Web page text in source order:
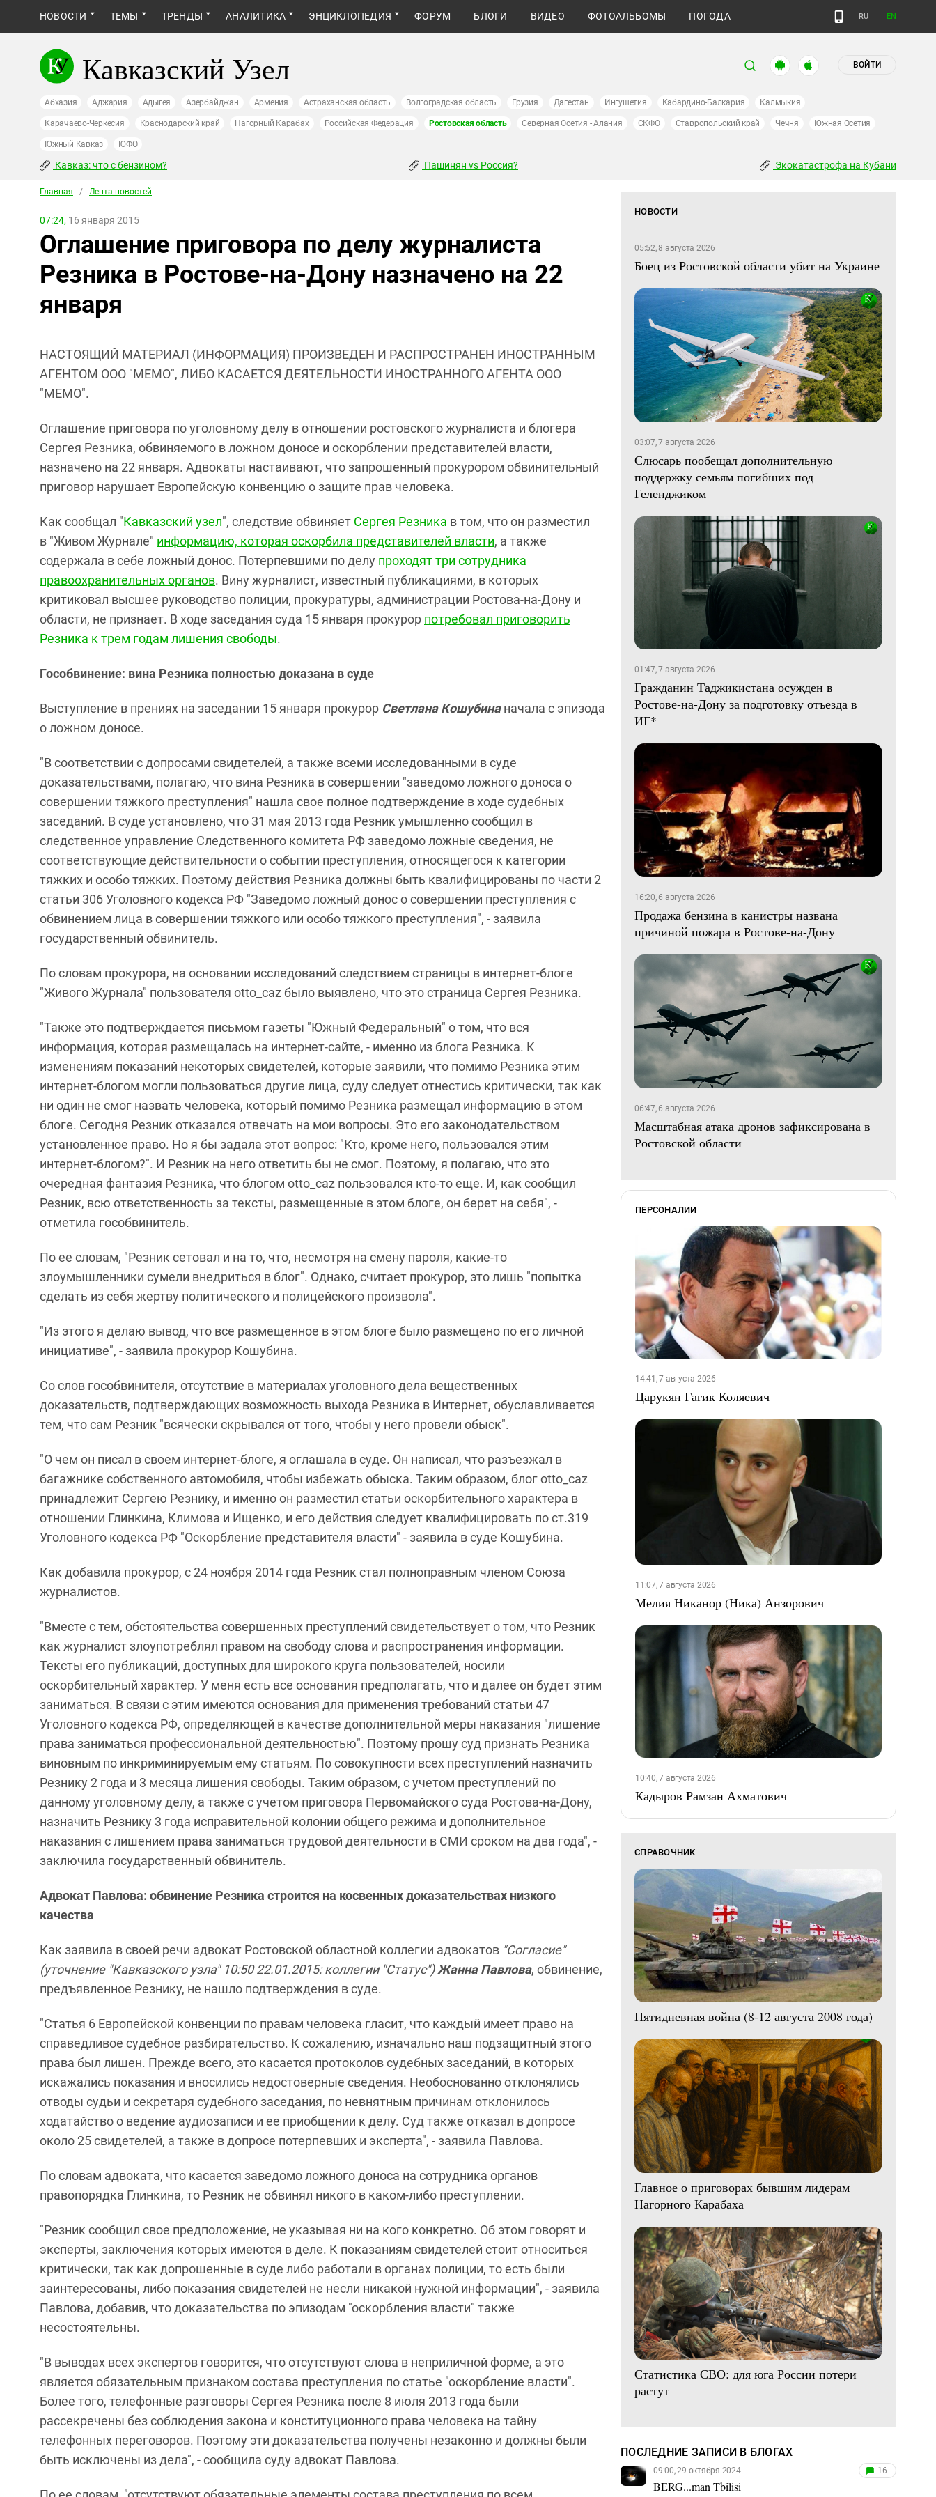
НОВОСТИ ТЕМЫ ТРЕНДЫ АНАЛИТИКА ЭНЦИКЛОПЕДИЯ ФОРУМ БЛОГИ ВИДЕО ФОТОАЛЬБОМЫ ПОГОДА RU EN
Кавказский Узел ВОЙТИ
Абхазия Аджария Адыгея Азербайджан Армения Астраханская область Волгоградская область Грузия Дагестан Ингушетия Кабардино-Балкария Калмыкия
Карачаево-Черкесия Краснодарский край Нагорный Карабах Российская Федерация Ростовская область Северная Осетия - Алания СКФО Ставропольский край Чечня Южная Осетия
Южный Кавказ ЮФО
Кавказ: что с бензином? Пашинян vs Россия? Экокатастрофа на Кубани
Главная / Лента новостей
07:24, 16 января 2015
Оглашение приговора по делу журналиста
Резника в Ростове-на-Дону назначено на 22
января
НАСТОЯЩИЙ МАТЕРИАЛ (ИНФОРМАЦИЯ) ПРОИЗВЕДЕН И РАСПРОСТРАНЕН ИНОСТРАННЫМ
АГЕНТОМ ООО "МЕМО", ЛИБО КАСАЕТСЯ ДЕЯТЕЛЬНОСТИ ИНОСТРАННОГО АГЕНТА ООО
"МЕМО".
Оглашение приговора по уголовному делу в отношении ростовского журналиста и блогера
Сергея Резника, обвиняемого в ложном доносе и оскорблении представителей власти,
назначено на 22 января. Адвокаты настаивают, что запрошенный прокурором обвинительный
приговор нарушает Европейскую конвенцию о защите прав человека.
Как сообщал "Кавказский узел", следствие обвиняет Сергея Резника в том, что он разместил
в "Живом Журнале" информацию, которая оскорбила представителей власти, а также
содержала в себе ложный донос. Потерпевшими по делу проходят три сотрудника
правоохранительных органов. Вину журналист, известный публикациями, в которых
критиковал высшее руководство полиции, прокуратуры, администрации Ростова-на-Дону и
области, не признает. В ходе заседания суда 15 января прокурор потребовал приговорить
Резника к трем годам лишения свободы.
Гособвинение: вина Резника полностью доказана в суде
Выступление в прениях на заседании 15 января прокурор Светлана Кошубинаначала с эпизода
о ложном доносе.
"В соответствии с допросами свидетелей, а также всеми исследованными в суде
доказательствами, полагаю, что вина Резника в совершении "заведомо ложного доноса о
совершении тяжкого преступления" нашла свое полное подтверждение в ходе судебных
заседаний. В суде установлено, что 31 мая 2013 года Резник умышленно сообщил в
следственное управление Следственного комитета РФ заведомо ложные сведения, не
соответствующие действительности о событии преступления, относящегося к категории
тяжких и особо тяжких. Поэтому действия Резника должны быть квалифицированы по части 2
статьи 306 Уголовного кодекса РФ "Заведомо ложный донос о совершении преступления с
обвинением лица в совершении тяжкого или особо тяжкого преступления", - заявила
государственный обвинитель.
По словам прокурора, на основании исследований следствием страницы в интернет-блоге
"Живого Журнала" пользователя otto_caz было выявлено, что это страница Сергея Резника.
"Также это подтверждается письмом газеты "Южный Федеральный" о том, что вся
информация, которая размещалась на интернет-сайте, - именно из блога Резника. К
изменениям показаний некоторых свидетелей, которые заявили, что помимо Резника этим
интернет-блогом могли пользоваться другие лица, суду следует отнестись критически, так как
ни один не смог назвать человека, который помимо Резника размещал информацию в этом
блоге. Сегодня Резник отказался отвечать на мои вопросы. Это его законодательством
установленное право. Но я бы задала этот вопрос: "Кто, кроме него, пользовался этим
интернет-блогом?". И Резник на него ответить бы не смог. Поэтому, я полагаю, что это
очередная фантазия Резника, что блогом otto_caz пользовался кто-то еще. И, как сообщил
Резник, всю ответственность за тексты, размещенные в этом блоге, он берет на себя", -
отметила гособвинитель.
По ее словам, "Резник сетовал и на то, что, несмотря на смену пароля, какие-то
злоумышленники сумели внедриться в блог". Однако, считает прокурор, это лишь "попытка
сделать из себя жертву политического и полицейского произвола".
"Из этого я делаю вывод, что все размещенное в этом блоге было размещено по его личной
инициативе", - заявила прокурор Кошубина.
Со слов гособвинителя, отсутствие в материалах уголовного дела вещественных
доказательств, подтверждающих возможность выхода Резника в Интернет, обуславливается
тем, что сам Резник "всячески скрывался от того, чтобы у него провели обыск".
"О чем он писал в своем интернет-блоге, я оглашала в суде. Он написал, что разъезжал в
багажнике собственного автомобиля, чтобы избежать обыска. Таким образом, блог otto_caz
принадлежит Сергею Резнику, и именно он разместил статьи оскорбительного характера в
отношении Глинкина, Климова и Ищенко, и его действия следует квалифицировать по ст.319
Уголовного кодекса РФ "Оскорбление представителя власти" - заявила в суде Кошубина.
Как добавила прокурор, с 24 ноября 2014 года Резник стал полноправным членом Союза
журналистов.
"Вместе с тем, обстоятельства совершенных преступлений свидетельствует о том, что Резник
как журналист злоупотреблял правом на свободу слова и распространения информации.
Тексты его публикаций, доступных для широкого круга пользователей, носили
оскорбительный характер. У меня есть все основания предполагать, что и далее он будет этим
заниматься. В связи с этим имеются основания для применения требований статьи 47
Уголовного кодекса РФ, определяющей в качестве дополнительной меры наказания "лишение
права заниматься профессиональной деятельностью". Поэтому прошу суд признать Резника
виновным по инкриминируемым ему статьям. По совокупности всех преступлений назначить
Резнику 2 года и 3 месяца лишения свободы. Таким образом, с учетом преступлений по
данному уголовному делу, а также с учетом приговора Первомайского суда Ростова-на-Дону,
назначить Резнику 3 года исправительной колонии общего режима и дополнительное
наказания с лишением права заниматься трудовой деятельности в СМИ сроком на два года", -
заключила государственный обвинитель.
Адвокат Павлова: обвинение Резника строится на косвенных доказательствах низкого
качества
Как заявила в своей речи адвокат Ростовской областной коллегии адвокатов "Согласие"
(уточнение "Кавказского узла" 10:50 22.01.2015: коллегии "Статус") Жанна Павлова, обвинение,
предъявленное Резнику, не нашло подтверждения в суде.
"Статья 6 Европейской конвенции по правам человека гласит, что каждый имеет право на
справедливое судебное разбирательство. К сожалению, изначально наш подзащитный этого
права был лишен. Прежде всего, это касается протоколов судебных заседаний, в которых
искажались показания и вносились недостоверные сведения. Необоснованно отклонялись
отводы судьи и секретаря судебного заседания, по невнятным причинам отклонилось
ходатайство о ведение аудиозаписи и ее приобщении к делу. Суд также отказал в допросе
около 25 свидетелей, а также в допросе потерпевших и эксперта", - заявила Павлова.
По словам адвоката, что касается заведомо ложного доноса на сотрудника органов
правопорядка Глинкина, то Резник не обвинял никого в каком-либо преступлении.
"Резник сообщил свое предположение, не указывая ни на кого конкретно. Об этом говорят и
эксперты, заключения которых имеются в деле. К показаниям свидетелей стоит относиться
критически, так как допрошенные в суде либо работали в органах полиции, то есть были
заинтересованы, либо показания свидетелей не несли никакой нужной информации", - заявила
Павлова, добавив, что доказательства по эпизодам "оскорбления власти" также
несостоятельны.
"В выводах всех экспертов говорится, что отсутствуют слова в неприличной форме, а это
является обязательным признаком состава преступления по статье "оскорбление власти".
Более того, телефонные разговоры Сергея Резника после 8 июля 2013 года были
рассекречены без соблюдения закона и конституционного права человека на тайну
телефонных переговоров. Поэтому эти доказательства получены незаконно и должны были
быть исключены из дела", - сообщила суду адвокат Павлова.
НОВОСТИ
05:52, 8 августа 2026
Боец из Ростовской области убит на Украине
03:07, 7 августа 2026
Слюсарь пообещал дополнительную
поддержку семьям погибших под
Геленджиком
01:47, 7 августа 2026
Гражданин Таджикистана осужден в
Ростове-на-Дону за подготовку отъезда в
ИГ*
16:20, 6 августа 2026
Продажа бензина в канистры названа
причиной пожара в Ростове-на-Дону
06:47, 6 августа 2026
Масштабная атака дронов зафиксирована в
Ростовской области
ПЕРСОНАЛИИ
14:41, 7 августа 2026
Царукян Гагик Коляевич
11:07, 7 августа 2026
Мелия Никанор (Ника) Анзорович
10:40, 7 августа 2026
Кадыров Рамзан Ахматович
СПРАВОЧНИК
Пятидневная война (8-12 августа 2008 года)
Главное о приговорах бывшим лидерам
Нагорного Карабаха
Статистика СВО: для юга России потери
растут
ПОСЛЕДНИЕ ЗАПИСИ В БЛОГАХ
09:00, 29 октября 2024
BERG...man Tbilisi
16